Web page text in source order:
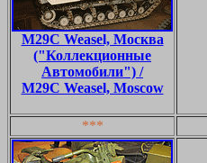
M29C Weasel, Москва
("Коллекционные
Автомобили") /
M29C Weasel, Moscow
***